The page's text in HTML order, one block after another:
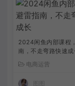
2024闲鱼内部课程
南，不走弯路快速成
电商运营